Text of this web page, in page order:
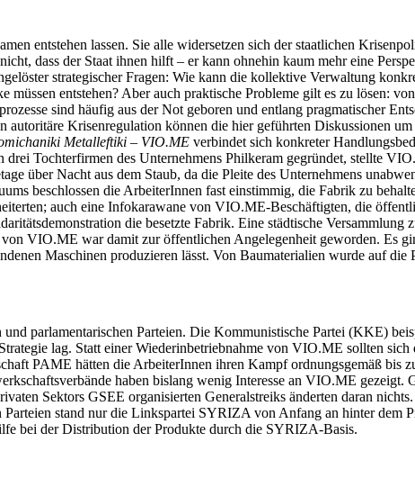
entstehen lassen. Sie alle widersetzen sich der staatlichen
dass der Staat ihnen hilft – er kann ohnehin kaum mehr eine
strategischer Fragen: Wie kann die kollektive Verwaltung
entstehen? Aber auch praktische Probleme gilt es zu lösen:
sind häufig aus der Not geboren und entlang pragmatischer
Krisenregulation können die hier geführten Diskussionen
Metalleftiki – VIO.ME verbindet sich konkreter
Tochterfirmen des Unternehmens Philkeram gegründet, stellte
über Nacht aus dem Staub, da die Pleite des Unternehmens
beschlossen die ArbeiterInnen fast einstimmig, die Fabrik zu
auch eine Infokarawane von VIO.ME-Beschäftigten, die
die besetzte Fabrik. Eine städtische
VIO.ME war damit zur öffentlichen Angelegenheit geworden. Es
Maschinen produzieren lässt. Von Baumaterialien wurde auf
parlamentarischen Parteien. Die Kommunistische Partei (KKE)
lag. Statt einer Wiederinbetriebnahme von VIO.ME sollten sich
PAME hätten die ArbeiterInnen ihren Kampf ordnungsgemäß bis
haben bislang wenig Interesse an VIO.ME gezeigt.
Sektors GSEE organisierten Generalstreiks änderten daran
stand nur die Linkspartei SYRIZA von Anfang an hinter dem
bei der Distribution der Produkte durch die SYRIZA-Basis.